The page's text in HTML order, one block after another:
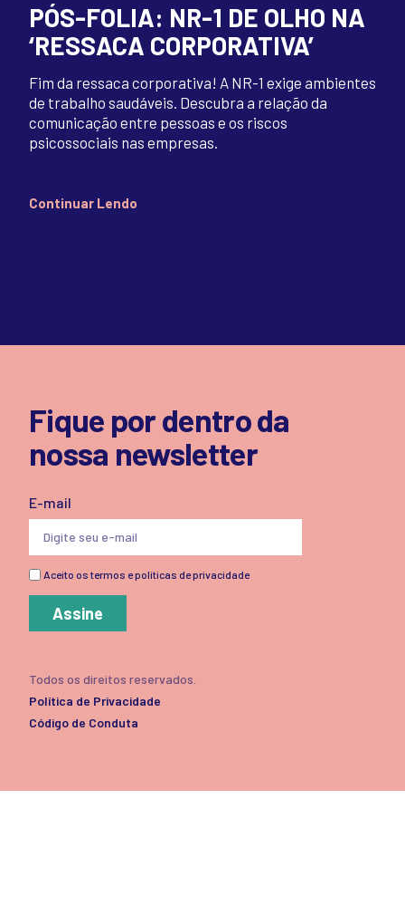
PÓS-FOLIA: NR-1 DE OLHO NA
‘RESSACA CORPORATIVA’
Fim da ressaca corporativa! A NR-1 exige ambientes
de trabalho saudáveis. Descubra a relação da
comunicação entre pessoas e os riscos
psicossociais nas empresas.
Continuar Lendo
Fique por dentro da
nossa newsletter
E-mail
Aceito os termos e políticas de privacidade
Assine
Todos os direitos reservados.
Política de Privacidade
Código de Conduta